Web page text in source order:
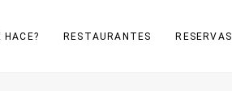
HACE? RESTAURANTES RESERVAS